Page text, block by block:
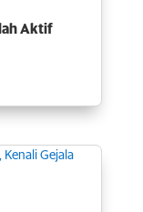
Aktif